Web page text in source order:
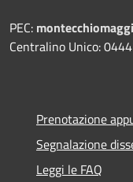
PEC:
Centralino Unico:
Prenotazione
Segnalazione
Leggi le FAQ